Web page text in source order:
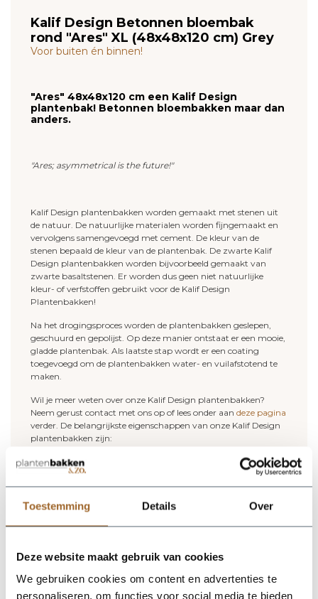
Toestemming Details Over
Deze website maakt gebruik van cookies
We gebruiken cookies om content en advertenties te
personaliseren, om functies voor social media te bieden
Kalif Design Betonnen bloembak
rond "Ares" XL (48x48x120 cm) Grey
Voor buiten én binnen!
"Ares" 48x48x120 cm een Kalif Design
plantenbak! Betonnen bloembakken maar dan
anders.
"Ares; asymmetrical is the future!"
Kalif Design plantenbakken worden gemaakt met stenen uit
de natuur. De natuurlijke materialen worden fijngemaakt en
vervolgens samengevoegd met cement. De kleur van de
stenen bepaald de kleur van de plantenbak. De zwarte Kalif
Design plantenbakken worden bijvoorbeeld gemaakt van
zwarte basaltstenen. Er worden dus geen niet natuurlijke
kleur- of verfstoffen gebruikt voor de Kalif Design
Plantenbakken!
Na het drogingsproces worden de plantenbakken geslepen,
geschuurd en gepolijst. Op deze manier ontstaat er een mooie,
gladde plantenbak. Als laatste stap wordt er een coating
toegevoegd om de plantenbakken water- en vuilafstotend te
maken.
Wil je meer weten over onze Kalif Design plantenbakken?
Neem gerust contact met ons op of lees onder aan deze pagina
verder. De belangrijkste eigenschappen van onze Kalif Design
plantenbakken zijn:
- 100% handwerk
- Minder dan 2% chemicaliën
- De plantenbakken zijn in combinatie met het gebruik van
hydrokorrels vorstbestendig tot min 10 graden.
- Voor zowel binnen als buiten te gebruiken
(buiten dient er een afwateringsgat geboord te worden)
De plantenbakken en bloempotten van Kalif Design noemen
wij met recht "Natuurlijke Kunstwerken"! Bij natuurlijke
kunstwerken horen kleine oneffenheden en kleurnuances. Dit is